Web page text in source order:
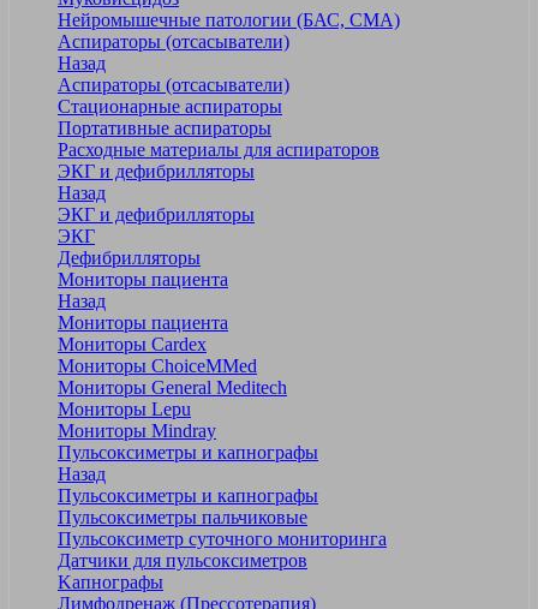
Нейромышечные патологии (БАС, СМА)
Аспираторы (отсасыватели)
Назад
Аспираторы (отсасыватели)
Стационарные аспираторы
Портативные аспираторы
Расходные материалы для аспираторов
ЭКГ и дефибрилляторы
Назад
ЭКГ и дефибрилляторы
ЭКГ
Дефибрилляторы
Мониторы пациента
Назад
Мониторы пациента
Мониторы Cardex
Мониторы ChoiceMMed
Мониторы General Meditech
Мониторы Lepu
Мониторы Mindray
Пульсоксиметры и капнографы
Назад
Пульсоксиметры и капнографы
Пульсоксиметры пальчиковые
Пульсоксиметр суточного мониторинга
Датчики для пульсоксиметров
Kапнографы
Лимфодренаж (Прессотерапия)